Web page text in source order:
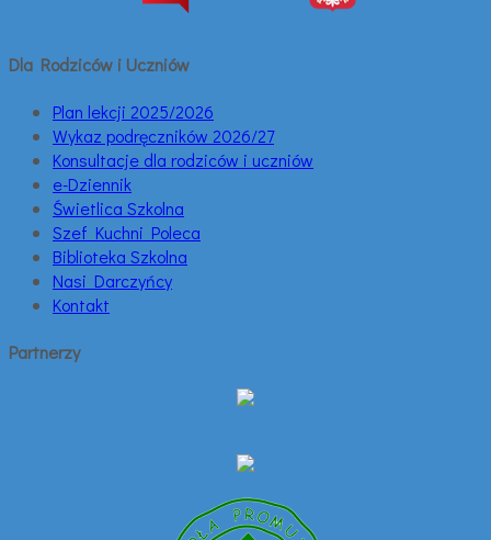
Dla Rodziców i Uczniów
Plan lekcji 2025/2026
Wykaz podręczników 2026/27
Konsultacje dla rodziców i uczniów
e-Dziennik
Świetlica Szkolna
Szef Kuchni Poleca
Biblioteka Szkolna
Nasi Darczyńcy
Kontakt
Partnerzy